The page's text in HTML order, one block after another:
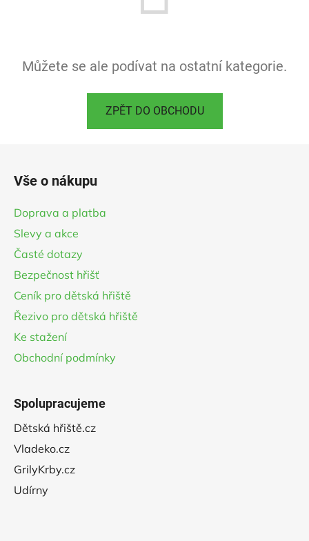
Můžete se ale podívat na ostatní kategorie.
ZPĚT DO OBCHODU
Vše o nákupu
Doprava a platba
Slevy a akce
Časté dotazy
Bezpečnost hřišť
Ceník pro dětská hřiště
Řezivo pro dětská hřiště
Ke stažení
Obchodní podmínky
Spolupracujeme
Dětská hřiště.cz
Vladeko.cz
GrilyKrby.cz
Udírny